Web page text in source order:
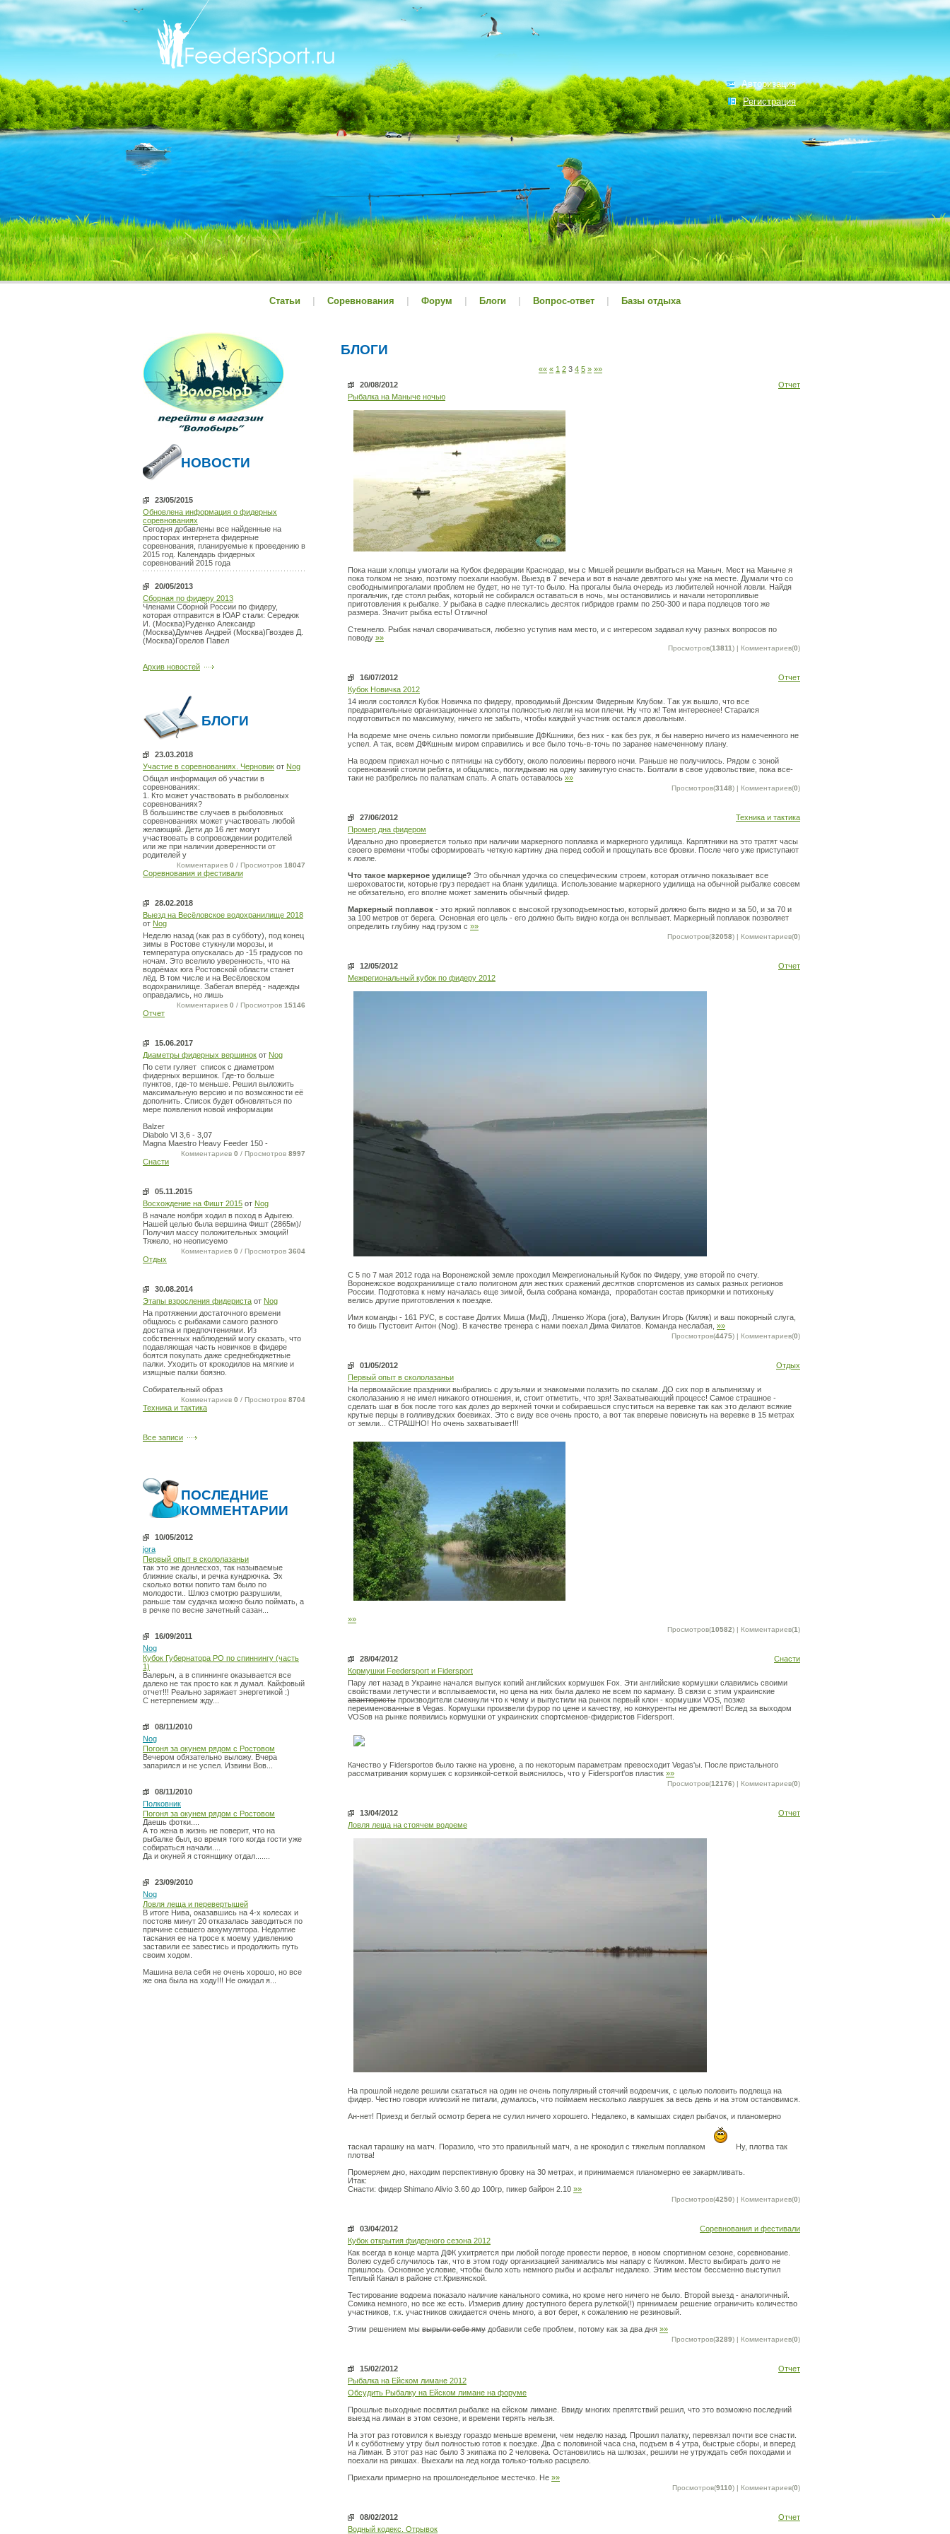
Авторизация
Регистрация
Статьи Соревнования Форум Блоги Вопрос-ответ Базы отдыха
НОВОСТИ
23/05/2015
Обновлена информация о фидерных
соревнованиях
Сегодня добавлены все найденные на
просторах интернета фидерные
соревнования, планируемые к проведению в
2015 год. Календарь фидерных
соревнований 2015 года
20/05/2013
Сборная по фидеру 2013
Членами Сборной России по фидеру,
которая отправится в ЮАР стали: Середюк
И. (Москва)Руденко Александр
(Москва)Думчев Андрей (Москва)Гвоздев Д.
(Москва)Горелов Павел
Архив новостей
БЛОГИ
23.03.2018
Участие в соревнованиях. Черновик от Nog
Общая информация об участии в
соревнованиях:
1. Кто может участвовать в рыболовных
соревнованиях?
В большинстве случаев в рыболовных
соревнованиях может участвовать любой
желающий. Дети до 16 лет могут
участвовать в сопровождении родителей
или же при наличии доверенности от
родителей у
Комментариев 0 / Просмотров 18047
Соревнования и фестивали
28.02.2018
Выезд на Весёловское водохранилище 2018
от Nog
Неделю назад (как раз в субботу), под конец
зимы в Ростове стукнули морозы, и
температура опускалась до -15 градусов по
ночам. Это вселило уверенность, что на
водоёмах юга Ростовской области станет
лёд. В том числе и на Весёловском
водохранилище. Забегая вперёд - надежды
оправдались, но лишь
Комментариев 0 / Просмотров 15146
Отчет
15.06.2017
Диаметры фидерных вершинок от Nog
По сети гуляет список с диаметром
фидерных вершинок. Где-то больше
пунктов, где-то меньше. Решил выложить
максимальную версию и по возможности её
дополнить. Список будет обновляться по
мере появления новой информации
Balzer
Diabolo VI 3,6 - 3,07
Magna Maestro Heavy Feeder 150 -
Комментариев 0 / Просмотров 8997
Снасти
05.11.2015
Восхождение на Фишт 2015 от Nog
В начале ноября ходил в поход в Адыгею.
Нашей целью была вершина Фишт (2865м)/
Получил массу положительных эмоций!
Тяжело, но неописуемо
Комментариев 0 / Просмотров 3604
Отдых
30.08.2014
Этапы взросления фидериста от Nog
На протяжении достаточного времени
общаюсь с рыбаками самого разного
достатка и предпочтениями. Из
собственных наблюдений могу сказать, что
подавляющая часть новичков в фидере
боятся покупать даже среднебюджетные
палки. Уходить от крокодилов на мягкие и
изящные палки боязно.
Собирательный образ
Комментариев 0 / Просмотров 8704
Техника и тактика
Все записи
ПОСЛЕДНИЕ
КОММЕНТАРИИ
10/05/2012
jora
Первый опыт в скололазаньи
так это же донлесхоз, так называемые
ближние скалы, и речка кундрючка. Эх
сколько вотки попито там было по
молодости.. Шлюз смотрю разрушили,
раньше там судачка можно было поймать, а
в речке по весне зачетный сазан...
16/09/2011
Nog
Кубок Губернатора РО по спиннингу (часть
1)
Валерыч, а в спиннинге оказывается все
далеко не так просто как я думал. Кайфовый
отчет!!! Реально заряжает энергетикой :)
С нетерпением жду...
08/11/2010
Nog
Погоня за окунем рядом с Ростовом
Вечером обязательно выложу. Вчера
запарился и не успел. Извини Вов...
08/11/2010
Полковник
Погоня за окунем рядом с Ростовом
Даешь фотки....
А то жена в жизнь не поверит, что на
рыбалке был, во время того когда гости уже
собираться начали....
Да и окуней я стоянщику отдал.......
23/09/2010
Nog
Ловля леща и перевертышей
В итоге Нива, оказавшись на 4-х колесах и
постояв минут 20 отказалась заводиться по
причине севшего аккумулятора. Недолгие
таскания ее на тросе к моему удивлению
заставили ее завестись и продолжить путь
своим ходом.
Машина вела себя не очень хорошо, но все
же она была на ходу!!! Не ожидал я...
БЛОГИ
«« « 1 2 3 4 5 » »»
Отчет
20/08/2012
Рыбалка на Маныче ночью
Пока наши хлопцы умотали на Кубок федерации Краснодар, мы с Мишей решили выбраться на Маныч. Мест на Маныче я
пока толком не знаю, поэтому поехали наобум. Выезд в 7 вечера и вот в начале девятого мы уже на месте. Думали что со
свободнымипрогалами проблем не будет, но не тут-то было. На прогалы была очередь из любителей ночной ловли. Найдя
прогальчик, где стоял рыбак, который не собирался оставаться в ночь, мы остановились и начали неторопливые
приготовления к рыбалке. У рыбака в садке плескались десяток гибридов грамм по 250-300 и пара подлецов того же
размера. Значит рыбка есть! Отлично!
Стемнело. Рыбак начал сворачиваться, любезно уступив нам место, и с интересом задавал кучу разных вопросов по
поводу »»
Просмотров(13811) | Комментариев(0)
Отчет
16/07/2012
Кубок Новичка 2012
14 июля состоялся Кубок Новичка по фидеру, проводимый Донским Фидерным Клубом. Так уж вышло, что все
предварительные организационные хлопоты полностью легли на мои плечи. Ну что ж! Тем интереснее! Старался
подготовиться по максимуму, ничего не забыть, чтобы каждый участник остался довольным.
На водоеме мне очень сильно помогли прибывшие ДФКшники, без них - как без рук, я бы наверно ничего из намеченного не
успел. А так, всем ДФКшным миром справились и все было точь-в-точь по заранее намеченному плану.
На водоем приехал ночью с пятницы на субботу, около половины первого ночи. Раньше не получилось. Рядом с зоной
соревнований стояли ребята, и общались, поглядываю на одну закинутую снасть. Болтали в свое удовольствие, пока все-
таки не разбрелись по палаткам спать. А спать оставалось »»
Просмотров(3148) | Комментариев(0)
Техника и тактика
27/06/2012
Промер дна фидером
Идеально дно проверяется только при наличии маркерного поплавка и маркерного удилища. Карпятники на это тратят часы
своего времени чтобы сформировать четкую картину дна перед собой и прощупать все бровки. После чего уже приступают
к ловле.
Что такое маркерное удилище? Это обычная удочка со спецефическим строем, которая отлично показывает все
шероховатости, которые груз передает на бланк удилища. Использование маркерного удилища на обычной рыбалке совсем
не обязательно, его вполне может заменить обычный фидер.
Маркерный поплавок - это яркий поплавок с высокой грузоподъемностью, который должно быть видно и за 50, и за 70 и
за 100 метров от берега. Основная его цель - его должно быть видно когда он всплывает. Маркерный поплавок позволяет
определить глубину над грузом с »»
Просмотров(32058) | Комментариев(0)
Отчет
12/05/2012
Межрегиональный кубок по фидеру 2012
С 5 по 7 мая 2012 года на Воронежской земле проходил Межрегиональный Кубок по Фидеру, уже второй по счету.
Воронежское водохранилище стало полигоном для жестких сражений десятков спортсменов из самых разных регионов
России. Подготовка к нему началась еще зимой, была собрана команда, проработан состав прикормки и потихоньку
велись другие приготовления к поездке.
Имя команды - 161 РУС, в составе Долгих Миша (МиД), Ляшенко Жора (jora), Валукин Игорь (Киляк) и ваш покорный слуга,
то бишь Пустовит Антон (Nog). В качестве тренера с нами поехал Дима Филатов. Команда неслабая, »»
Просмотров(4475) | Комментариев(0)
Отдых
01/05/2012
Первый опыт в скололазаньи
На первомайские праздники выбрались с друзьями и знакомыми полазить по скалам. ДО сих пор в альпинизму и
скололазанию я не имел никакого отношения, и, стоит отметить, что зря! Захватывающий процесс! Самое страшное -
сделать шаг в бок после того как долез до верхней точки и собираешься спуститься на веревке так как это делают всякие
крутые перцы в голливудских боевиках. Это с виду все очень просто, а вот так впервые повиснуть на веревке в 15 метрах
от земли... СТРАШНО! Но очень захватывает!!!
»»
Просмотров(10582) | Комментариев(1)
Снасти
28/04/2012
Кормушки Feedersport и Fidersport
Пару лет назад в Украине начался выпуск копий английских кормушек Fox. Эти английские кормушки славились своими
свойствами летучести и всплываемости, но цена на них была далеко не всем по карману. В связи с этим украинские
авантюристы производители смекнули что к чему и выпустили на рынок первый клон - кормушки VOS, позже
переименованные в Vegas. Кормушки произвели фурор по цене и качеству, но конкуренты не дремлют! Вслед за выходом
VOSов на рынке появились кормушки от украинских спортсменов-фидеристов Fidersport.
Качество у Fidersportов было также на уровне, а по некоторым параметрам превосходит Vegas'ы. После пристального
рассматривания кормушек с корзинкой-сеткой выяснилось, что у Fidersport'ов пластик »»
Просмотров(12176) | Комментариев(0)
Отчет
13/04/2012
Ловля леща на стоячем водоеме
На прошлой неделе решили скататься на один не очень популярный стоячий водоемчик, с целью половить подлеща на
фидер. Честно говоря иллюзий не питали, думалось, что поймаем несколько лаврушек за весь день и на этом остановимся.
Ан-нет! Приезд и беглый осмотр берега не сулил ничего хорошего. Недалеко, в камышах сидел рыбачок, и планомерно
таскал тарашку на матч. Поразило, что это правильный матч, а не крокодил с тяжелым поплавком
Ну, плотва так
плотва!
Промеряем дно, находим перспективную бровку на 30 метрах, и принимаемся планомерно ее закармливать.
Итак:
Снасти: фидер Shimano Alivio 3.60 до 100гр, пикер байрон 2.10 »»
Просмотров(4250) | Комментариев(0)
Соревнования и фестивали
03/04/2012
Кубок открытия фидерного сезона 2012
Как всегда в конце марта ДФК ухитряется при любой погоде провести первое, в новом спортивном сезоне, соревнование.
Волею судеб случилось так, что в этом году организацией занимались мы напару с Киляком. Место выбирать долго не
пришлось. Основное условие, чтобы было хоть немного рыбы и асфальт недалеко. Этим местом бессменно выступил
Теплый Канал в районе ст.Кривянской.
Тестирование водоема показало наличие канального сомика, но кроме него ничего не было. Второй выезд - аналогичный.
Сомика немного, но все же есть. Измерив длину доступного берега рулеткой(!) прннимаем решение ограничить количество
участников, т.к. участников ожидается очень много, а вот берег, к сожалению не резиновый.
Этим решением мы вырыли себе яму добавили себе проблем, потому как за два дня »»
Просмотров(3289) | Комментариев(0)
Отчет
15/02/2012
Рыбалка на Ейском лимане 2012
Обсудить Рыбалку на Ейском лимане на форуме
Прошлые выходные посвятил рыбалке на ейском лимане. Ввиду многих препятствий решил, что это возможно последний
выезд на лиман в этом сезоне, и времени терять нельзя.
На этот раз готовился к выезду гораздо меньше времени, чем неделю назад. Прошил палатку, перевязал почти все снасти.
И к субботнему утру был полностью готов к поездке. Два с половиной часа сна, подъем в 4 утра, быстрые сборы, и вперед
на Лиман. В этот раз нас было 3 экипажа по 2 человека. Остановились на шлюзах, решили не утруждать себя походами и
поехали на рикшах. Выехали на лед когда только-только расцвело.
Приехали примерно на прошлонедельное местечко. Не »»
Просмотров(9110) | Комментариев(0)
Отчет
08/02/2012
Водный кодекс. Отрывок